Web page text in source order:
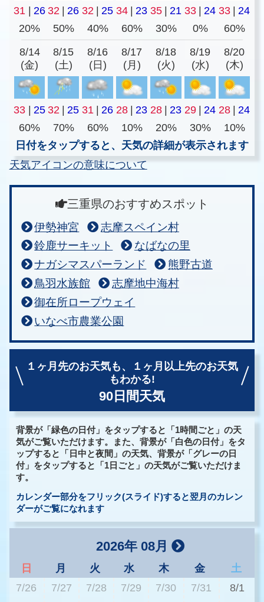
31 | 26 32 | 26 32 | 25 34 | 23 35 | 21 33 | 24 33 | 24
20%
50% 40% 60% 30% 0% 60%
8/14
(金)
8/15
(土)
8/16
(日)
8/17
(月)
8/18
(火)
8/19
(水)
8/20
(木)
33 | 25 32 | 25 31 | 26 28 | 23 28 | 23 29 | 24 28 | 24
60%
70% 60% 10% 20% 30%
10%
日付をタップすると、天気の詳細が表示されます
天気アイコンの意味について
三重県のおすすめスポット
伊勢神宮
志摩スペイン村
鈴鹿サーキット
なばなの里
ナガシマスパーランド
熊野古道
鳥羽水族館
志摩地中海村
御在所ロープウェイ
いなべ市農業公園
１ヶ月先のお天気も、
１ヶ月以上先のお天気
もわかる!
90日間天気
背景が「緑色の日付」をタップすると「1時間ごと」の天
気がご覧いただけます。また、背景が「白色の日付」をタ
ップすると「日中と夜間」の天気、背景が「グレーの日
付」をタップすると「1日ごと」の天気がご覧いただけま
す。
カレンダー部分をフリック(スライド)すると翌月のカレン
ダーがご覧になれます
2026年 08月
日 月 火 水 木 金
土
7/26
7/27 7/28 7/29 7/30 7/31 8/1